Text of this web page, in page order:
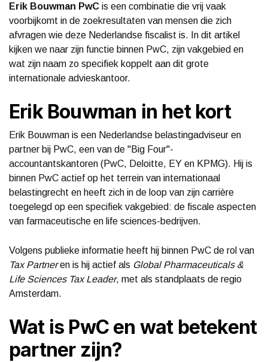
Erik Bouwman PwC is een combinatie die vrij vaak
voorbijkomt in de zoekresultaten van mensen die zich
afvragen wie deze Nederlandse fiscalist is. In dit artikel
kijken we naar zijn functie binnen PwC, zijn vakgebied en
wat zijn naam zo specifiek koppelt aan dit grote
internationale advieskantoor.
Erik Bouwman in het kort
Erik Bouwman is een Nederlandse belastingadviseur en
partner bij PwC, een van de "Big Four"-
accountantskantoren (PwC, Deloitte, EY en KPMG). Hij is
binnen PwC actief op het terrein van internationaal
belastingrecht en heeft zich in de loop van zijn carrière
toegelegd op een specifiek vakgebied: de fiscale aspecten
van farmaceutische en life sciences-bedrijven.
Volgens publieke informatie heeft hij binnen PwC de rol van
Tax Partneren is hij actief als Global Pharmaceuticals &
Life Sciences Tax Leader, met als standplaats de regio
Amsterdam.
Wat is PwC en wat betekent
partner zijn?